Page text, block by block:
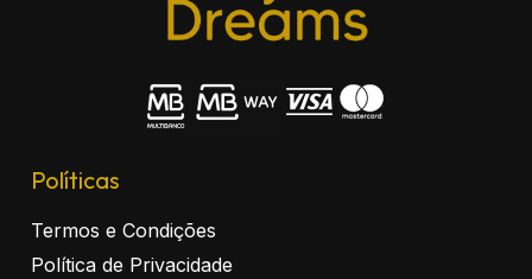
Políticas
Termos e Condições
Política de Privacidade